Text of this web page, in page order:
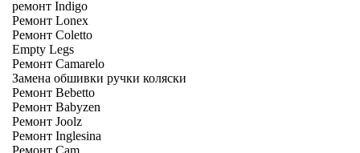
ремонт Indigo
Ремонт Lonex
Ремонт Coletto
Empty Legs
Ремонт Camarelo
Замена обшивки ручки коляски
Ремонт Bebetto
Ремонт Babyzen
Ремонт Joolz
Ремонт Inglesina
Ремонт Cam